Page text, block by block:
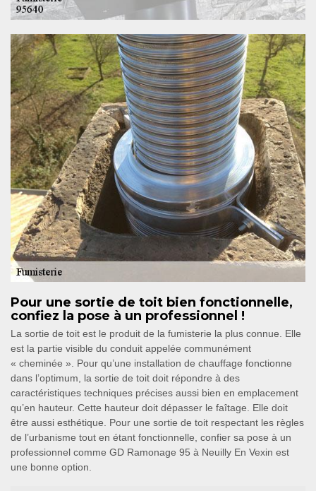
Pour une sortie de toit bien fonctionnelle,
confiez la pose à un professionnel !
La sortie de toit est le produit de la fumisterie la plus connue. Elle
est la partie visible du conduit appelée communément
« cheminée ». Pour qu’une installation de chauffage fonctionne
dans l’optimum, la sortie de toit doit répondre à des
caractéristiques techniques précises aussi bien en emplacement
qu’en hauteur. Cette hauteur doit dépasser le faîtage. Elle doit
être aussi esthétique. Pour une sortie de toit respectant les règles
de l’urbanisme tout en étant fonctionnelle, confier sa pose à un
professionnel comme GD Ramonage 95 à Neuilly En Vexin est
une bonne option.